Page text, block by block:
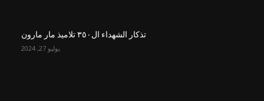
تذكار الشهداء ال٣٥٠ تلاميذ مار مارون
يوليو 27, 2024